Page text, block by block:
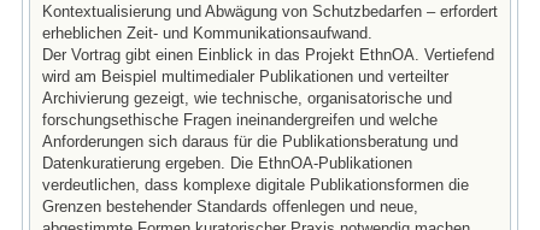
Kontextualisierung und Abwägung von Schutzbedarfen – erfordert
erheblichen Zeit- und Kommunikationsaufwand.
Der Vortrag gibt einen Einblick in das Projekt EthnOA. Vertiefend
wird am Beispiel multimedialer Publikationen und verteilter
Archivierung gezeigt, wie technische, organisatorische und
forschungsethische Fragen ineinandergreifen und welche
Anforderungen sich daraus für die Publikationsberatung und
Datenkuratierung ergeben. Die EthnOA-Publikationen
verdeutlichen, dass komplexe digitale Publikationsformen die
Grenzen bestehender Standards offenlegen und neue,